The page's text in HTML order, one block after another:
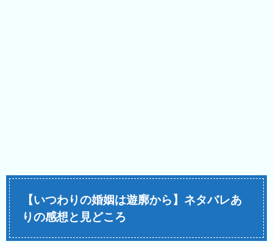
【いつわりの婚姻は遊廓から】ネタバレあ
りの感想と見どころ